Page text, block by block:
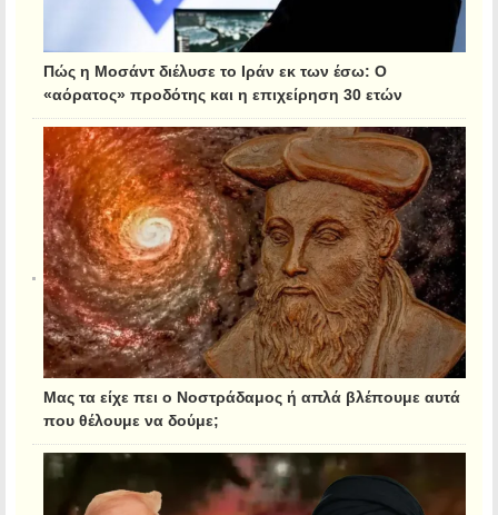
Πώς η Μοσάντ διέλυσε το Ιράν εκ των έσω: Ο
«αόρατος» προδότης και η επιχείρηση 30 ετών
Μας τα είχε πει ο Νοστράδαμος ή απλά βλέπουμε αυτά
που θέλουμε να δούμε;